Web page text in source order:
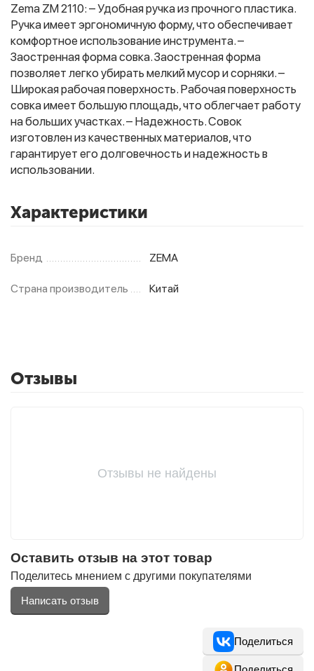
Фитолампы
Zema ZM 2110: – Удобная ручка из прочного пластика.
Ручка имеет эргономичную форму, что обеспечивает
комфортное использование инструмента. –
Заостренная форма совка. Заостренная форма
позволяет легко убирать мелкий мусор и сорняки. –
Широкая рабочая поверхность. Рабочая поверхность
совка имеет большую площадь, что облегчает работу
на больших участках. – Надежность. Совок
изготовлен из качественных материалов, что
гарантирует его долговечность и надежность в
использовании.
Характеристики
Бренд ZEMA
Страна производитель Китай
Отзывы
Отзывы не найдены
Оставить отзыв на этот товар
Поделитесь мнением с другими покупателями
Написать отзыв
Поделиться